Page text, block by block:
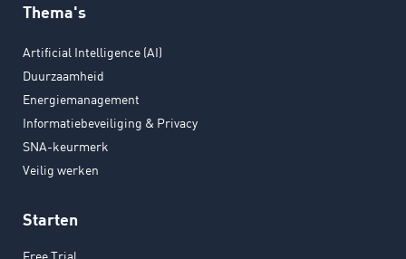
Thema's
Artificial Intelligence (AI)
Duurzaamheid
Energiemanagement
Informatiebeveiliging & Privacy
SNA-keurmerk
Veilig werken
Starten
Free Trial